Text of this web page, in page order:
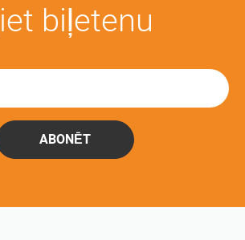
biļetenu
ABONĒT